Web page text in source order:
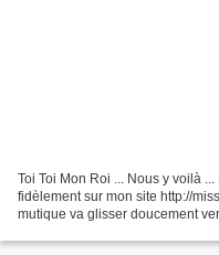
Toi Toi Mon Roi ... Nous y voilà
fidèlement sur mon site http://
mutique va glisser doucement